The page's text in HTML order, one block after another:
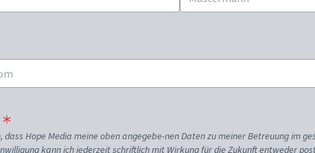
Hope Media meine oben angegebe-nen Daten zu meiner Betreuung im
kann ich jederzeit schriftlich mit Wirkung für die Zukunft entweder